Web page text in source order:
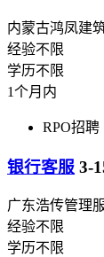
内蒙古鸿凤建
经验不限
学历不限
1个月内
RPO招聘
银行客服 3-
广东浩传管理
经验不限
学历不限